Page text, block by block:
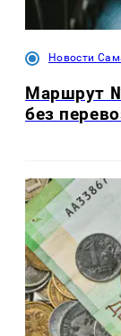
Новости
Маршрут
без